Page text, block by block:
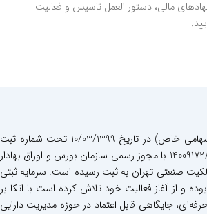
مالی، دستور العمل تاسیس و فعالیت
شرکت سبدگردان هامرز (سهامی خاص) در تاریخ 10/03/1399 تحت شماره ثبت
558797 و شناسه ملی 14009172891 با مجوز رسمی سازمان بورس و اوراق بهادار
صنعتی تهران به ثبت رسیده است. سرمایه ثبتی
و از آغاز فعالیت خود تلاش کرده است با اتکا بر
جایگاهی قابل اعتماد در حوزه مدیریت دارایی